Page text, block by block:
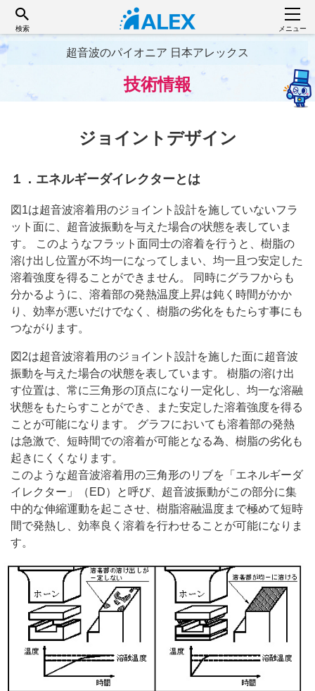
検索 メニュー
超音波のパイオニア 日本アレックス
技術情報
ジョイントデザイン
１．エネルギーダイレクターとは
図1は超音波溶着用のジョイント設計を施していないフラ
ット面に、超音波振動を与えた場合の状態を表していま
す。 このようなフラット面同士の溶着を行うと、樹脂の
溶け出し位置が不均一になってしまい、均一且つ安定した
溶着強度を得ることができません。 同時にグラフからも
分かるように、溶着部の発熱温度上昇は鈍く時間がかか
り、効率が悪いだけでなく、樹脂の劣化をもたらす事にも
つながります。
図2は超音波溶着用のジョイント設計を施した面に超音波
振動を与えた場合の状態を表しています。 樹脂の溶け出
す位置は、常に三角形の頂点になり一定化し、均一な溶融
状態をもたらすことができ、また安定した溶着強度を得る
ことが可能になります。 グラフにおいても溶着部の発熱
は急激で、短時間での溶着が可能となる為、樹脂の劣化も
起きにくくなります。
このような超音波溶着用の三角形のリブを「エネルギーダ
イレクター」（ED）と呼び、超音波振動がこの部分に集
中的な伸縮運動を起こさせ、樹脂溶融温度まで極めて短時
間で発熱し、効率良く溶着を行わせることが可能になりま
す。